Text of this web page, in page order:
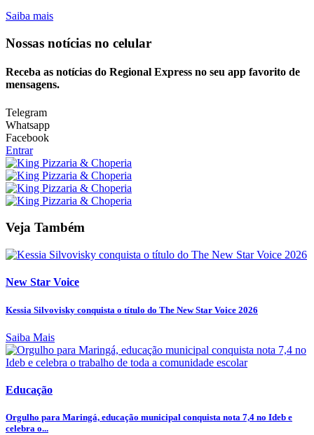
Saiba mais
Nossas notícias no celular
Receba as notícias do Regional Express no seu app favorito de
mensagens.
Telegram
Whatsapp
Facebook
Entrar
Veja Também
New Star Voice
Kessia Silvovisky conquista o título do The New Star Voice 2026
Saiba Mais
Educação
Orgulho para Maringá, educação municipal conquista nota 7,4 no Ideb e
celebra o...